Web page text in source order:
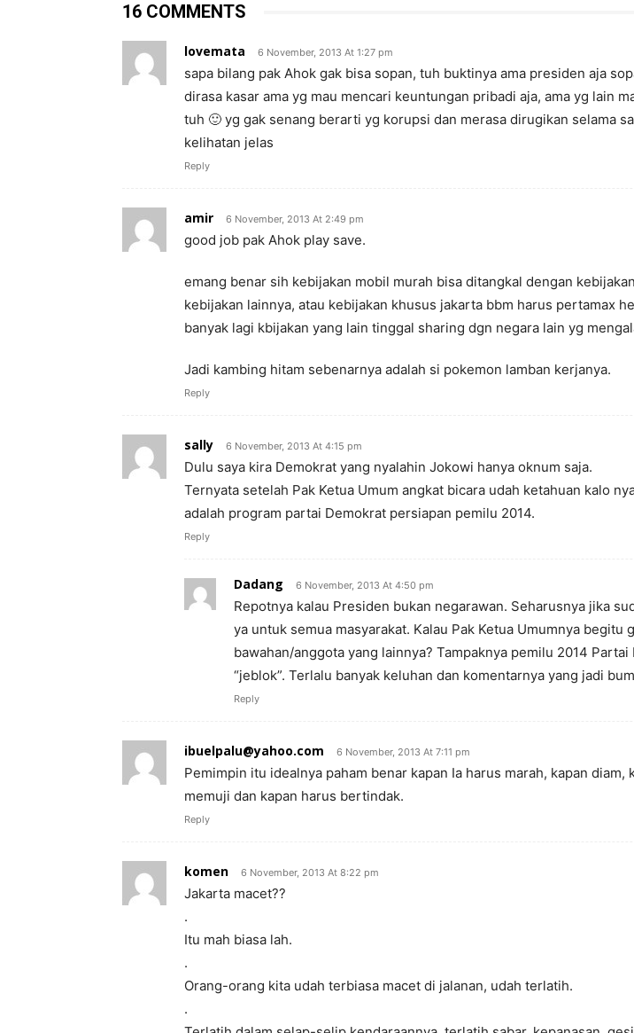
16 COMMENTS
lovemata 6 November, 2013 At 1:27 pm
sapa bilang pak Ahok gak bisa sopan, tuh buktinya ama presiden aja
dirasa kasar ama yg mau mencari keuntungan pribadi aja, ama yg lain
tuh 🙂 yg gak senang berarti yg korupsi dan merasa dirugikan selama
kelihatan jelas
Reply
amir 6 November, 2013 At 2:49 pm
good job pak Ahok play save.
emang benar sih kebijakan mobil murah bisa ditangkal dengan
kebijakan lainnya, atau kebijakan khusus jakarta bbm harus pertamax
banyak lagi kbijakan yang lain tinggal sharing dgn negara lain yg
Jadi kambing hitam sebenarnya adalah si pokemon lamban kerjanya.
Reply
sally 6 November, 2013 At 4:15 pm
Dulu saya kira Demokrat yang nyalahin Jokowi hanya oknum saja.
Ternyata setelah Pak Ketua Umum angkat bicara udah ketahuan kalo
adalah program partai Demokrat persiapan pemilu 2014.
Reply
Dadang 6 November, 2013 At 4:50 pm
Repotnya kalau Presiden bukan negarawan. Seharusnya jika
ya untuk semua masyarakat. Kalau Pak Ketua Umumnya begitu
bawahan/anggota yang lainnya? Tampaknya pemilu 2014 Partai
“jeblok”. Terlalu banyak keluhan dan komentarnya yang jadi
Reply
ibuelpalu@yahoo.com 6 November, 2013 At 7:11 pm
Pemimpin itu idealnya paham benar kapan Ia harus marah, kapan diam,
memuji dan kapan harus bertindak.
Reply
komen 6 November, 2013 At 8:22 pm
Jakarta macet??
.
Itu mah biasa lah.
.
Orang-orang kita udah terbiasa macet di jalanan, udah terlatih.
.